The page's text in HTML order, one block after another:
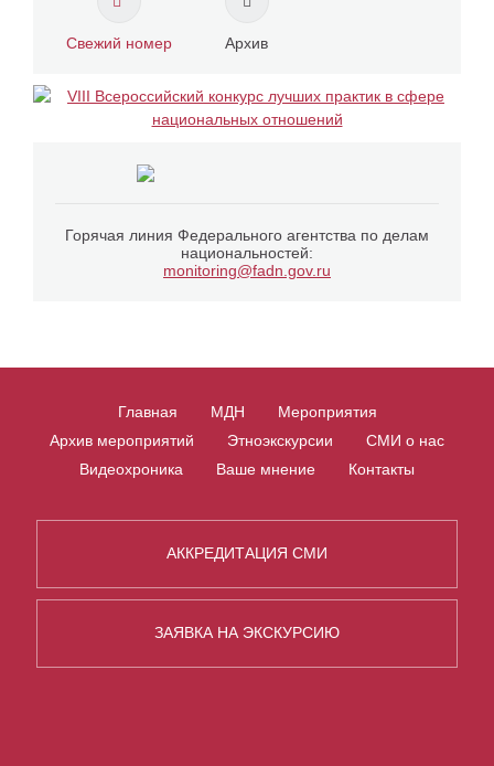
Свежий номер Архив
Горячая линия Федерального агентства по делам
национальностей:
monitoring@fadn.gov.ru
Главная МДН
Мероприятия
Архив мероприятий
Этноэкскурсии
СМИ о нас
Видеохроника
Ваше мнение Контакты
АККРЕДИТАЦИЯ СМИ
ЗАЯВКА НА ЭКСКУРСИЮ